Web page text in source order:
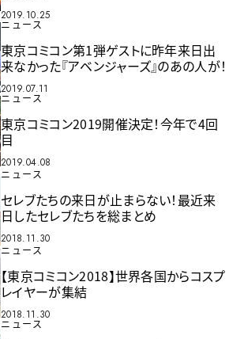
2019.10.25
ニュース
東京コミコン第1弾ゲストに昨年来日出
来なかった『アベンジャーズ』のあの人が！
2019.07.11
ニュース
東京コミコン2019開催決定！今年で4回
目
2019.04.08
ニュース
セレブたちの来日が止まらない！最近来
日したセレブたちを総まとめ
2018.11.30
ニュース
【東京コミコン2018】世界各国からコスプ
レイヤーが集結
2018.11.30
ニュース